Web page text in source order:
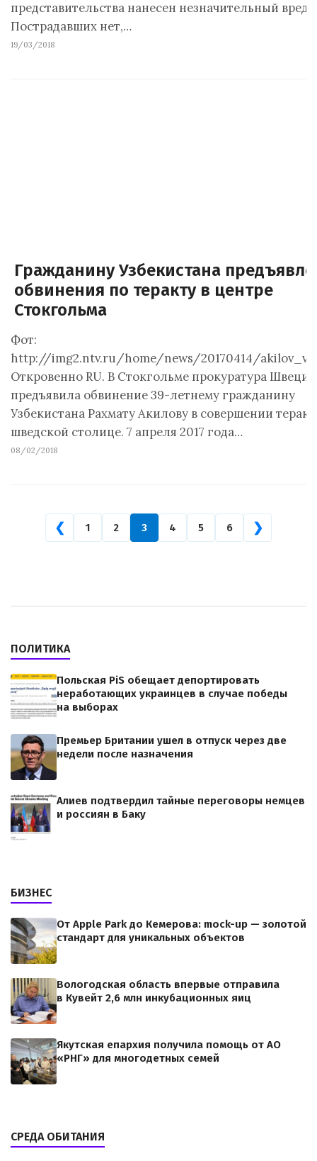
представительства нанесен незначительный вред.
Пострадавших нет,…
19/03/2018
Гражданину Узбекистана
обвинения по теракту в центре
Стокгольма
Фот:
http://img2.ntv.ru/home/news/20170414/
Откровенно RU. В Стокгольме прокуратура Швеции
предъявила обвинение 39-летнему гражданину
Узбекистана Рахмату Акилову в совершении
шведской столице. 7 апреля 2017 года…
08/02/2018
❮ 1 2 3 4 5 6 ❯
ПОЛИТИКА
Польская PiS обещает депортировать
неработающих украинцев в случае победы
на выборах
Премьер Британии ушел в отпуск через две
недели после назначения
Алиев подтвердил тайные переговоры немцев
и россиян в Баку
БИЗНЕС
От Apple Park до Кемерова: mock-up — золотой
стандарт для уникальных объектов
Вологодская область впервые отправила
в Кувейт 2,6 млн инкубационных яиц
Якутская епархия получила помощь от АО
«РНГ» для многодетных семей
СРЕДА ОБИТАНИЯ